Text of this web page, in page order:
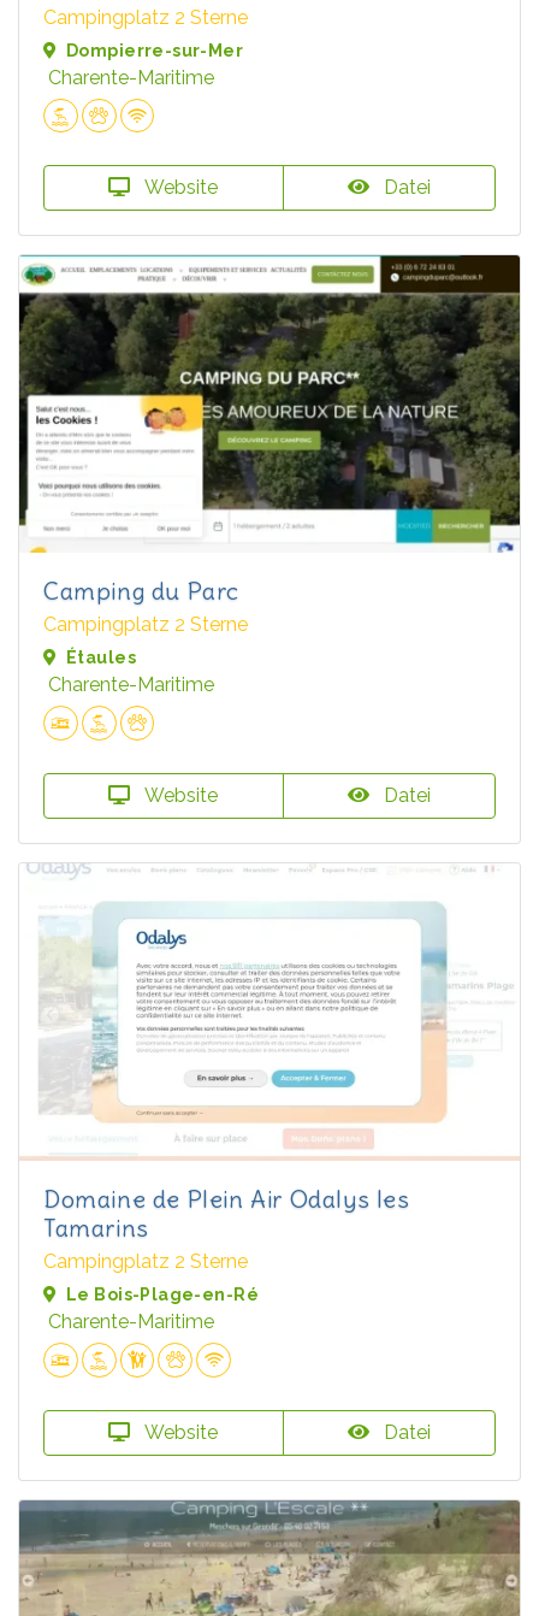
Campingplatz 2 Sterne
Dompierre-sur-Mer
Charente-Maritime
Website Datei
Camping du Parc
Campingplatz 2 Sterne
Étaules
Charente-Maritime
Website Datei
Domaine de Plein Air Odalys les
Tamarins
Campingplatz 2 Sterne
Le Bois-Plage-en-Ré
Charente-Maritime
Website Datei